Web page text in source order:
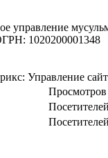
управление
1020200001348
Управление
Просмотров